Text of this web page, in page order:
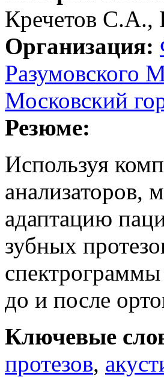
Кречетов С.А.,
Организация:
Разумовского
Московский
Резюме:
Используя
анализаторов,
адаптацию
зубных
до и после
Ключевые
протезов,